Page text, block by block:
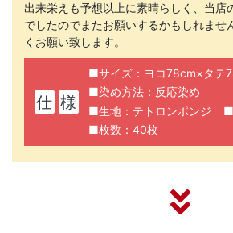
出来栄えも予想以上に素晴らしく、当店
でしたのでまたお願いするかもしれませ
くお願い致します。
仕 様
■サイズ：ヨコ78cm×タテ
■染め方法：反応染め
■生地：テトロンポンジ
■
■枚数：40枚